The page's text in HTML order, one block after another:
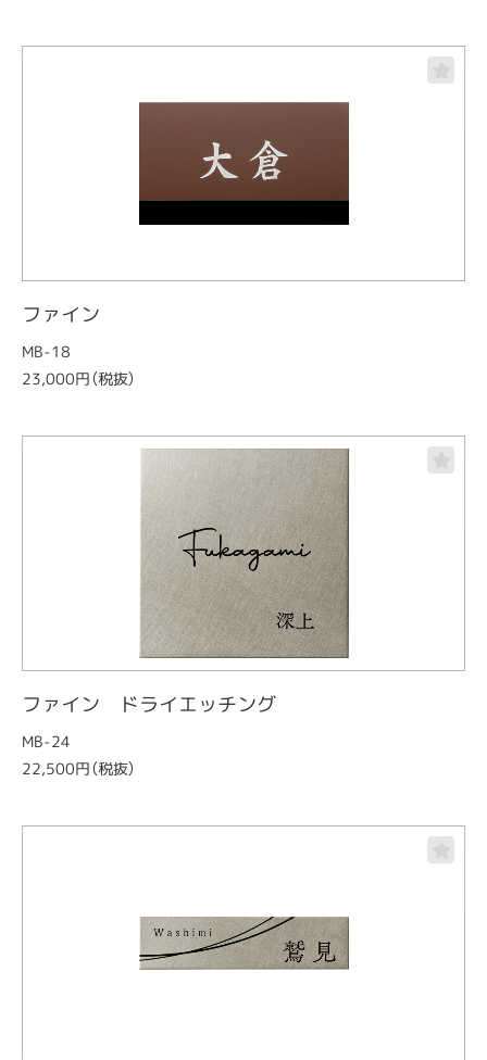
ファイン
MB-18
23,000円（税抜）
ファイン ドライエッチング
MB-24
22,500円（税抜）